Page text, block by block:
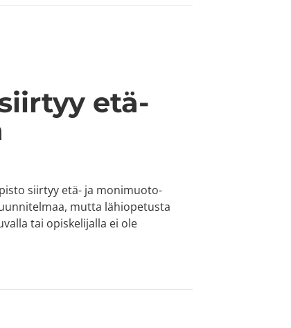
etä-
siirtyy etä- ja monimuoto-
mutta lähiopetusta
tai opiskelijalla ei ole